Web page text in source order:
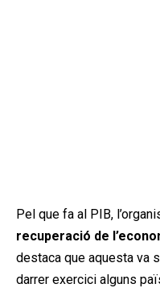
Pel que fa al PIB,
recuperació de
destaca que aquesta va
darrer exercici alguns